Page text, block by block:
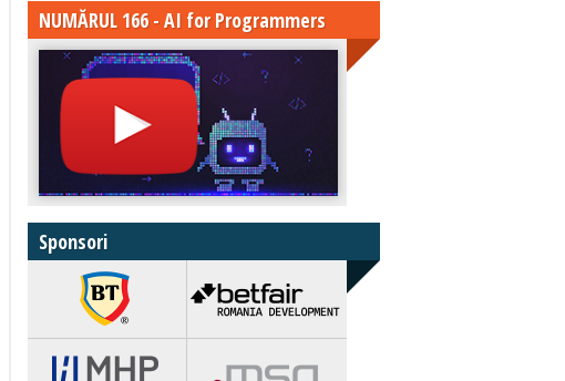
NUMĂRUL 166 - AI for Programmers
Sponsori